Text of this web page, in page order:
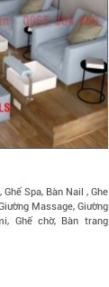
Spa, Bàn Nail , Ghe
Massage, Giường
Ghế chờ, Bàn trang